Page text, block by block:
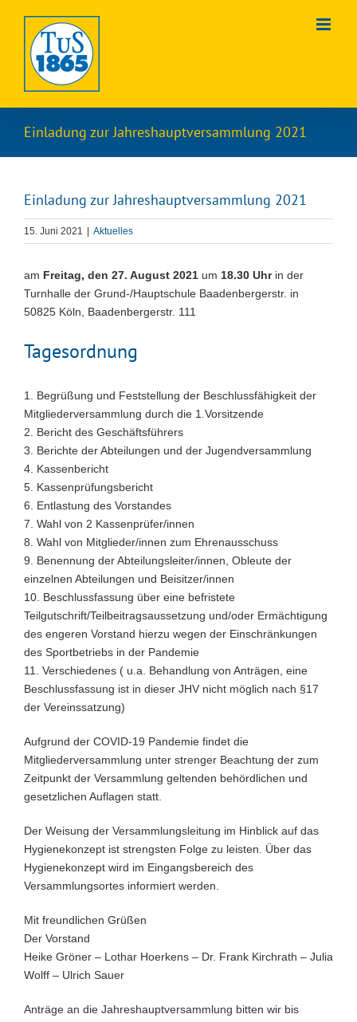
springen
Einladung zur Jahreshauptversammlung 2021
Einladung zur Jahreshauptversammlung 2021
15. Juni 2021 Aktuelles
am Freitag, den 27. August 2021um 18.30 Uhr in der
Turnhalle der Grund-/Hauptschule Baadenbergerstr. in
50825 Köln, Baadenbergerstr. 111
Tagesordnung
1. Begrüßung und Feststellung der Beschlussfähigkeit der
Mitgliederversammlung durch die 1.Vorsitzende
2. Bericht des Geschäftsführers
3. Berichte der Abteilungen und der Jugendversammlung
4. Kassenbericht
5. Kassenprüfungsbericht
6. Entlastung des Vorstandes
7. Wahl von 2 Kassenprüfer/innen
8. Wahl von Mitglieder/innen zum Ehrenausschuss
9. Benennung der Abteilungsleiter/innen, Obleute der
einzelnen Abteilungen und Beisitzer/innen
10. Beschlussfassung über eine befristete
Teilgutschrift/Teilbeitragsaussetzung und/oder Ermächtigung
des engeren Vorstand hierzu wegen der Einschränkungen
des Sportbetriebs in der Pandemie
11. Verschiedenes ( u.a. Behandlung von Anträgen, eine
Beschlussfassung ist in dieser JHV nicht möglich nach §17
der Vereinssatzung)
Aufgrund der COVID-19 Pandemie findet die
Mitgliederversammlung unter strenger Beachtung der zum
Zeitpunkt der Versammlung geltenden behördlichen und
gesetzlichen Auflagen statt.
Der Weisung der Versammlungsleitung im Hinblick auf das
Hygienekonzept ist strengsten Folge zu leisten. Über das
Hygienekonzept wird im Eingangsbereich des
Versammlungsortes informiert werden.
Mit freundlichen Grüßen
Der Vorstand
Heike Gröner – Lothar Hoerkens – Dr. Frank Kirchrath – Julia
Wolff – Ulrich Sauer
Anträge an die Jahreshauptversammlung bitten wir bis